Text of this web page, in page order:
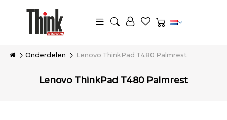
Onderdelen Lenovo ThinkPad T480 Palmrest
Lenovo ThinkPad T480 Palmrest